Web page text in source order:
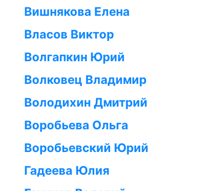
Вишнякова Елена
Власов Виктор
Волгапкин Юрий
Волковец Владимир
Володихин Дмитрий
Воробьева Ольга
Воробьевский Юрий
Гадеева Юлия